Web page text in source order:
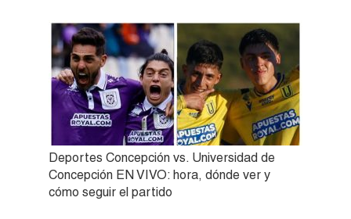
Deportes Concepción vs. Universidad de
Concepción EN VIVO: hora, dónde ver y
cómo seguir el partido